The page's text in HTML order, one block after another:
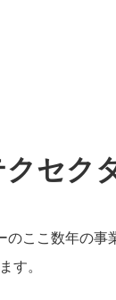
クセク
のここ数年の事
す。